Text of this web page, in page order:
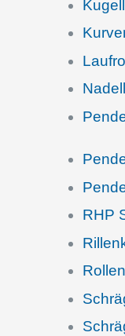
RHP